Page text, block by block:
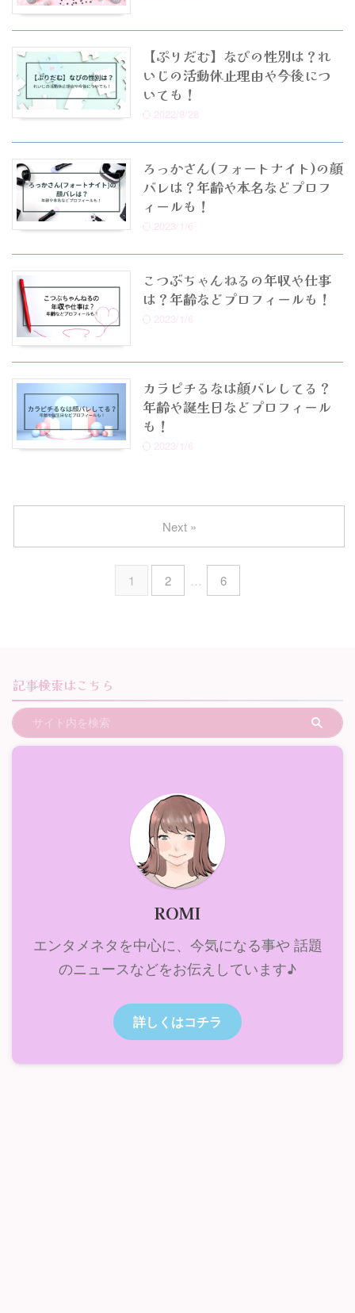
【ぷりだむ】なぴの性別は？れ
いじの活動休止理由や今後につ
いても！
2022/8/28
ろっかさん(フォートナイト)の顔
バレは？年齢や本名などプロフ
ィールも！
2023/1/6
こつぶちゃんねるの年収や仕事
は？年齢などプロフィールも！
2023/1/6
カラピチるなは顔バレしてる？
年齢や誕生日などプロフィール
も！
2023/1/6
1 2 … 6
Next »
記事検索はこちら
ROMI
エンタメネタを中心に、今気になる事や 話題
のニュースなどをお伝えしています♪
詳しくはコチラ